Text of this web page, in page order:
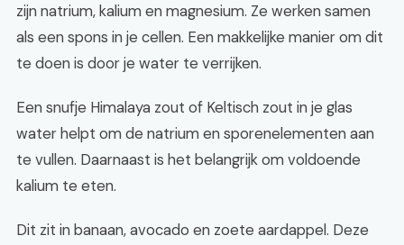
zijn natrium, kalium en magnesium. Ze werken samen
als een spons in je cellen. Een makkelijke manier om dit
te doen is door je water te verrijken.
Een snufje Himalaya zout of Keltisch zout in je glas
water helpt om de natrium en sporenelementen aan
te vullen. Daarnaast is het belangrijk om voldoende
kalium te eten.
Dit zit in banaan, avocado en zoete aardappel. Deze